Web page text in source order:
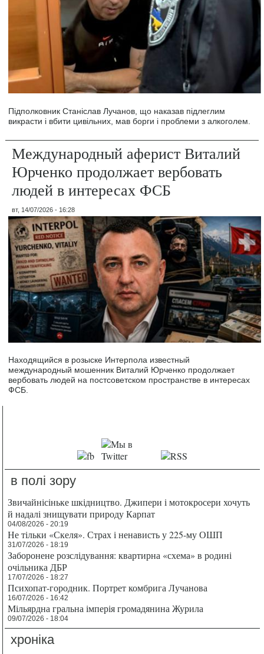
Підполковник Станіслав Лучанов, що наказав підлеглим
викрасти і вбити цивільних, мав борги і проблеми з алкоголем.
Международный аферист Виталий
Юрченко продолжает вербовать
людей в интересах ФСБ
вт, 14/07/2026 - 16:28
Находящийся в розыске Интерпола известный
международный мошенник Виталий Юрченко продолжает
вербовать людей на постсоветском пространстве в интересах
ФСБ.
в полі зору
Звичайнісіньке шкідництво. Джипери і мотокросери хочуть
й надалі знищувати природу Карпат
04/08/2026 - 20:19
Не тільки «Скеля». Страх і ненависть у 225-му ОШП
31/07/2026 - 18:19
Заборонене розслідування: квартирна «схема» в родині
очільника ДБР
17/07/2026 - 18:27
Психопат-городник. Портрет комбрига Лучанова
16/07/2026 - 16:42
Мільярдна гральна імперія громадянина Журила
09/07/2026 - 18:04
хроніка